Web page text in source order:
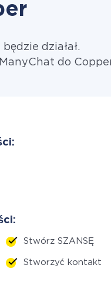
działał.
do
Stwórz SZANSĘ
Stworzyć kontakt